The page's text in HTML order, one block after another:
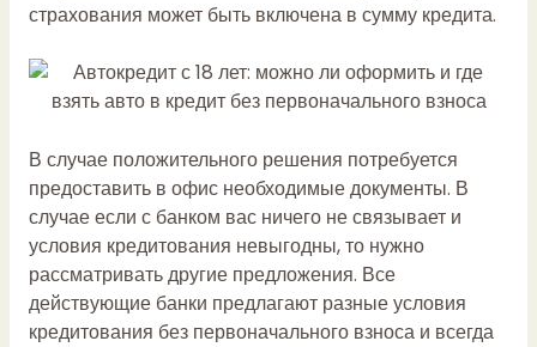
страхования может быть включена в сумму кредита.
В случае положительного решения потребуется
предоставить в офис необходимые документы. В
случае если с банком вас ничего не связывает и
условия кредитования невыгодны, то нужно
рассматривать другие предложения. Все
действующие банки предлагают разные условия
кредитования без первоначального взноса и всегда